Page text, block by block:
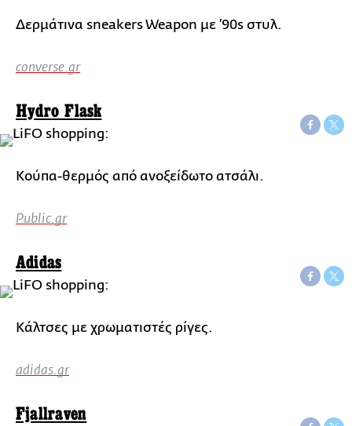
Δερμάτινα sneakers Weapon με ’90s στυλ.
converse.gr
Hydro Flask
Κούπα-θερμός από ανοξείδωτο ατσάλι.
Public.gr
Adidas
Κάλτσες με χρωματιστές ρίγες.
adidas.gr
Fjallraven